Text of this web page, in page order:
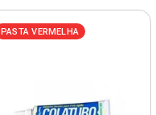
PASTA VERMELHA